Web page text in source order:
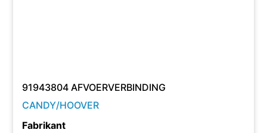
91943804 AFVOERVERBINDING
CANDY/HOOVER
Fabrikant